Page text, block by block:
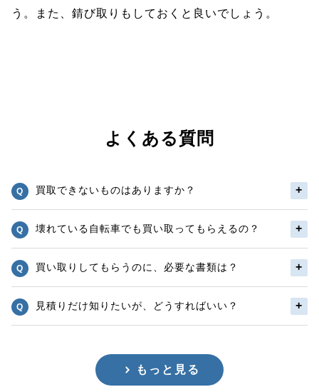
う。また、錆び取りもしておくと良いでしょう。
よくある質問
買取できないものはありますか？
壊れている自転車でも買い取ってもらえるの？
買い取りしてもらうのに、必要な書類は？
見積りだけ知りたいが、どうすればいい？
もっと見る